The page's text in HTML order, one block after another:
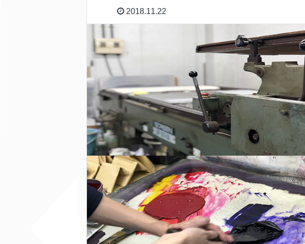
2018.11.22